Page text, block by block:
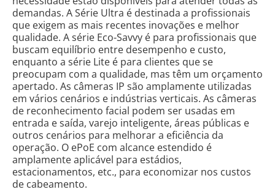
demandas. A Série Ultra é destinada a profissionais
que exigem as mais recentes inovações e melhor
qualidade. A série Eco-Savvy é para profissionais que
buscam equilíbrio entre desempenho e custo,
enquanto a série Lite é para clientes que se
preocupam com a qualidade, mas têm um orçamento
apertado. As câmeras IP são amplamente utilizadas
em vários cenários e indústrias verticais. As câmeras
de reconhecimento facial podem ser usadas em
entrada e saída, varejo inteligente, áreas públicas e
outros cenários para melhorar a eficiência da
operação. O ePoE com alcance estendido é
amplamente aplicável para estádios,
estacionamentos, etc., para economizar nos custos
de cabeamento.